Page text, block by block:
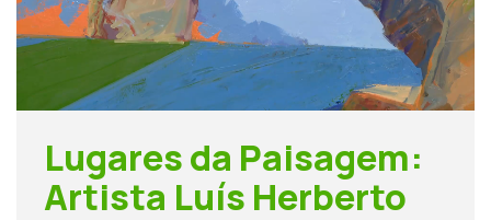
Lugares da Paisagem:
Artista Luís Herberto